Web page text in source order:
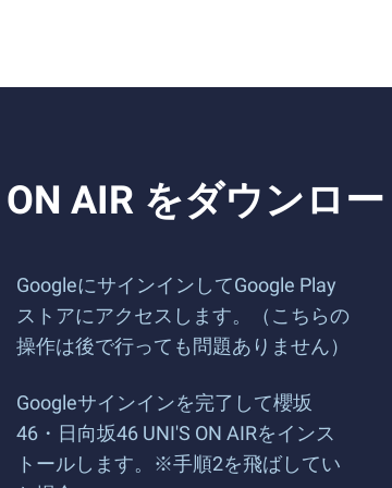
AIR をダウンロ
GoogleにサインインしてGoogle Play
ストアにアクセスします。（こちらの
操作は後で行っても問題ありません）
Googleサインインを完了して櫻坂
46・日向坂46 UNI'S ON AIRをインス
トールします。※手順2を飛ばしてい